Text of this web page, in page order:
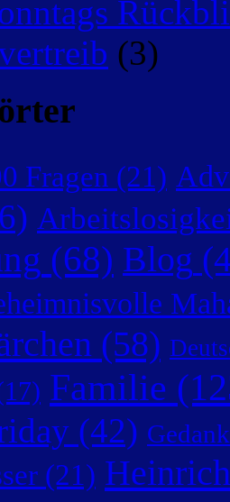
(3)
Fragen (21)
(68) Blog
(58)
Familie
(42)
(21)